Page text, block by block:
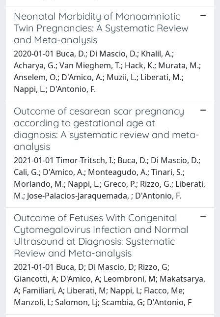
Neonatal Morbidity of Monoamniotic
Twin Pregnancies: A Systematic Review
and Meta-analysis
2020-01-01 Buca, D.; Di Mascio, D.; Khalil, A.;
Acharya, G.; Van Mieghem, T.; Hack, K.; Murata, M.;
Anselem, O.; D'Amico, A.; Muzii, L.; Liberati, M.;
Nappi, L.; D'Antonio, F.
Outcome of cesarean scar pregnancy
according to gestational age at
diagnosis: A systematic review and meta-
analysis
2021-01-01 Timor-Tritsch, I.; Buca, D.; Di Mascio, D.;
Cali, G.; D'Amico, A.; Monteagudo, A.; Tinari, S.;
Morlando, M.; Nappi, L.; Greco, P.; Rizzo, G.; Liberati,
M.; Jose-Palacios-Jaraquemada, ; D'Antonio, F.
Outcome of Fetuses With Congenital
Cytomegalovirus Infection and Normal
Ultrasound at Diagnosis: Systematic
Review and Meta-analysis
2021-01-01 Buca, D; Di Mascio, D; Rizzo, G;
Giancotti, A; D'Amico, A; Leombroni, M; Makatsarya,
A; Familiari, A; Liberati, M; Nappi, L; Flacco, Me;
Manzoli, L; Salomon, Lj; Scambia, G; D'Antonio, F